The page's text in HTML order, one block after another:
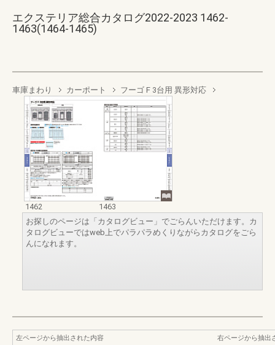
エクステリア総合カタログ2022-2023 1462-
1463(1464-1465)
車庫まわり カーポート フーゴ F 3台用 異形対応
1462
1463
お探しのページは「カタログビュー」でごらんいただけます。カ
タログビューではweb上でパラパラめくりながらカタログをごら
んになれます。
左ページから抽出された内容
右ページから抽出